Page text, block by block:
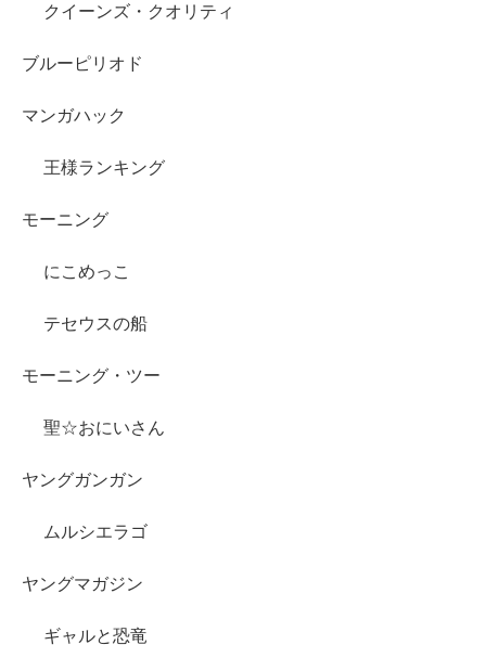
クイーンズ・クオリティ
ブルーピリオド
マンガハック
王様ランキング
モーニング
にこめっこ
テセウスの船
モーニング・ツー
聖☆おにいさん
ヤングガンガン
ムルシエラゴ
ヤングマガジン
ギャルと恐竜